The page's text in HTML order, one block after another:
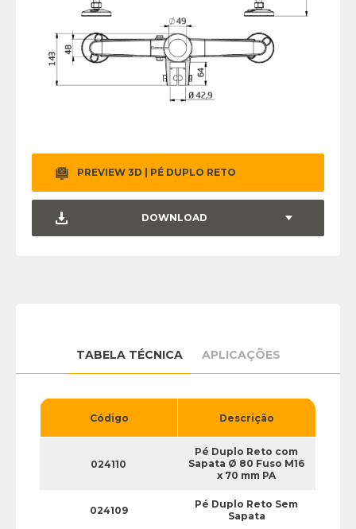
PREVIEW 3D | PÉ DUPLO RETO
DOWNLOAD
TABELA TÉCNICA APLICAÇÕES
Código Descrição
024110
Pé Duplo Reto com
Sapata Ø 80 Fuso M16
x 70 mm PA
024109
Pé Duplo Reto Sem
Sapata